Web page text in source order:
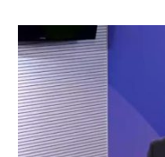
à realização de uma